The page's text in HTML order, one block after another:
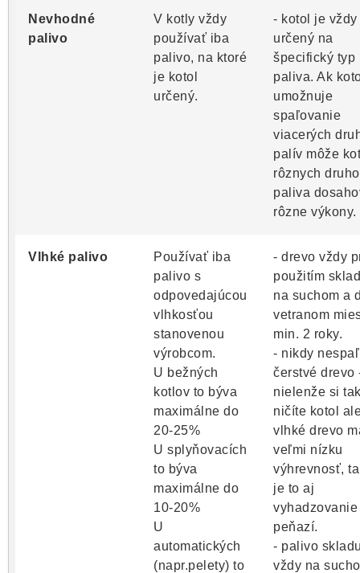
Nevhodné
palivo
V kotly vždy
používať iba
palivo, na ktoré
je kotol
určený.
- kotol je vždy
určený na
špecifický typ
paliva. Ak
umožnuje
spaľovanie
viacerých
palív môže
rôznych
paliva
rôzne výkony.
Vlhké palivo
Používať iba
palivo s
odpovedajúcou
vlhkosťou
stanovenou
výrobcom.
U bežných
kotlov to býva
maximálne do
20-25%
U splyňovacích
to býva
maximálne do
10-20%
U
automatických
(napr.pelety) to
- drevo vždy
použitím
na suchom a
vetranom
min. 2 roky.
- nikdy
čerstvé drevo
nielenže si
ničíte kotol
vlhké drevo
veľmi nízku
výhrevnosť,
je to aj
vyhadzovanie
peňazí.
- palivo
vždy na